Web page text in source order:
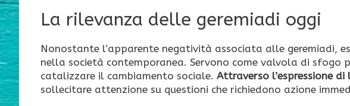
La rilevanza delle geremiadi oggi
Nonostante l’apparente negatività associata alle geremiadi,
nella società contemporanea. Servono come valvola di sfogo
catalizzare il cambiamento sociale. Attraverso l’espressione
sollecitare attenzione su questioni che richiedono azione